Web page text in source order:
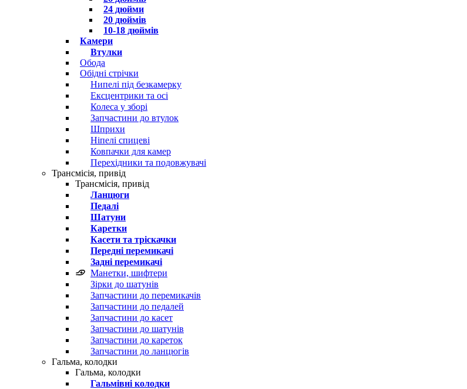
24 дюйми
20 дюймів
10-18 дюймів
Камери
Втулки
Обода
Обідні стрічки
Нипелі під безкамерку
Ексцентрики та осі
Колеса у зборі
Запчастини до втулок
Шприхи
Ніпелі спицеві
Ковпачки для камер
Перехідники та подовжувачі
Трансмісія, привід
Трансмісія, привід
Ланцюги
Педалі
Шатуни
Каретки
Касети та тріскачки
Передні перемикачі
Задні перемикачі
Манетки, шифтери
Зірки до шатунів
Запчастини до перемикачів
Запчастини до педалей
Запчастини до касет
Запчастини до шатунів
Запчастини до кареток
Запчастини до ланцюгів
Гальма, колодки
Гальма, колодки
Гальмівні колодки